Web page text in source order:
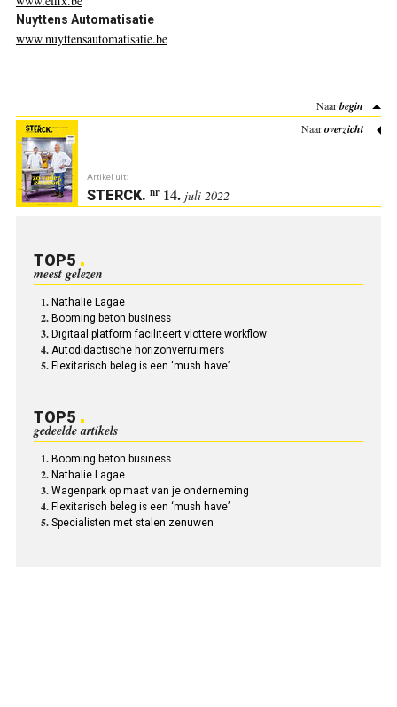
Nuyttens Automatisatie
www.nuyttensautomatisatie.be
Naarbegin
Naaroverzicht
Artikel uit:
STERCK. nr14. juli 2022
TOP5
meest gelezen
Nathalie Lagae
Booming beton business
Digitaal platform faciliteert vlottere workflow
Autodidactische horizonverruimers
Flexitarisch beleg is een ‘mush have’
TOP5
gedeelde artikels
Booming beton business
Nathalie Lagae
Wagenpark op maat van je onderneming
Flexitarisch beleg is een ‘mush have’
Specialisten met stalen zenuwen